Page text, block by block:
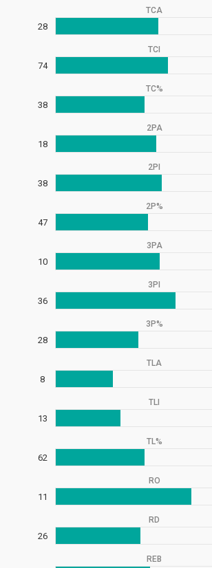
TCA
28
TCI
74
TC%
38
2PA
18
2PI
38
2P%
47
3PA
10
3PI
36
3P%
28
TLA
8
TLI
13
TL%
62
RO
11
RD
26
REB